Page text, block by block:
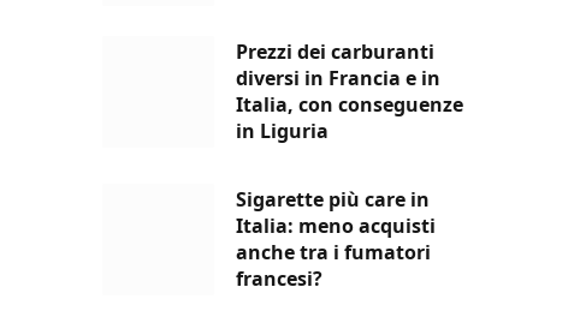
Prezzi dei carburanti
diversi in Francia e in
Italia, con conseguenze
in Liguria
Sigarette più care in
Italia: meno acquisti
anche tra i fumatori
francesi?